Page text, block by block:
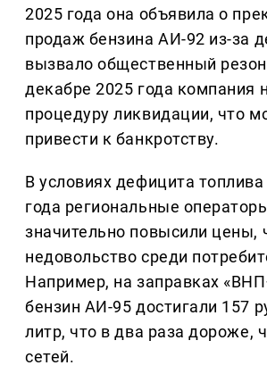
2025 года она объявила о
продаж бензина АИ-92 из-за
вызвало общественный
декабре 2025 года компания
процедуру ликвидации, что
привести к банкротству.
В условиях дефицита
года региональные
значительно повысили цены,
недовольство среди
Например, на заправках
бензин АИ-95 достигали 157
литр, что в два раза дороже,
сетей.